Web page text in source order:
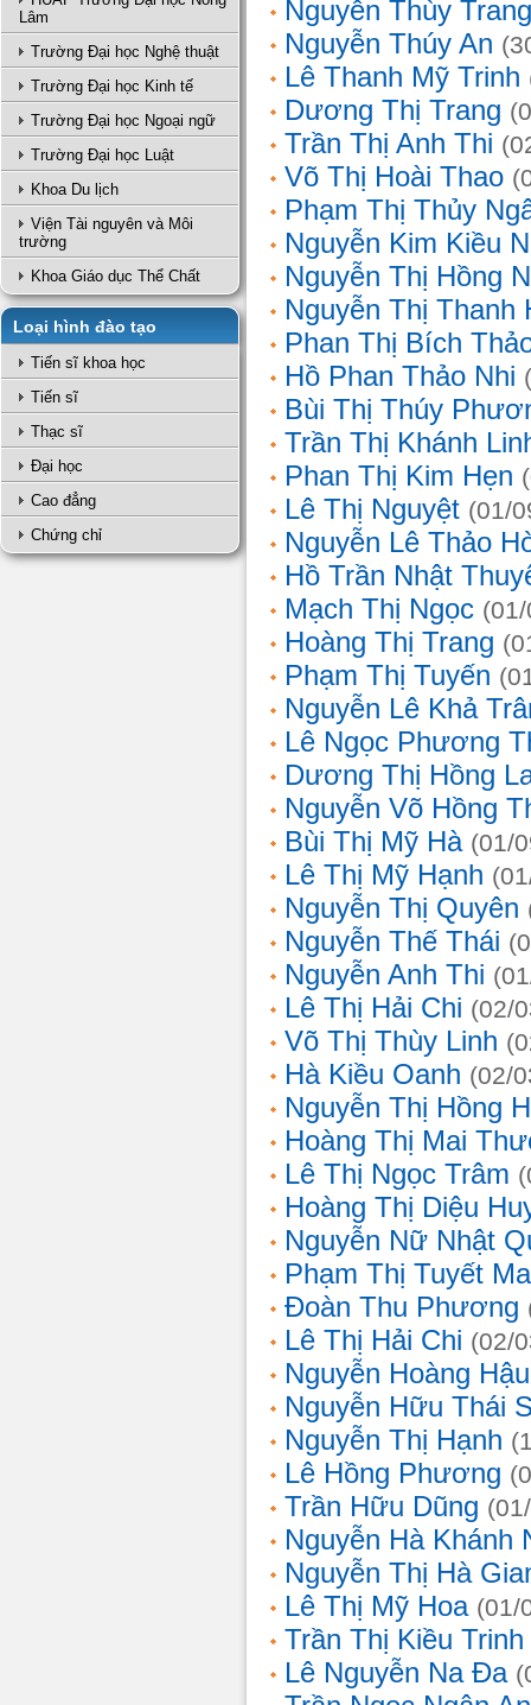
Lâm
Trường Đại học Nghệ thuật
Trường Đại học Kinh tế
Trường Đại học Ngoại ngữ
Trường Đại học Luật
Khoa Du lịch
Viện Tài nguyên và Môi
trường
Khoa Giáo dục Thể Chất
Loại hình đào tạo
Tiến sĩ khoa học
Tiến sĩ
Thạc sĩ
Đại học
Cao đẳng
Chứng chỉ
Nguyễn Thùy Trang
Nguyễn Thúy An
Lê Thanh Mỹ Trinh
Dương Thị Trang
Trần Thị Anh Thi
Võ Thị Hoài Thao
Phạm Thị Thủy
Nguyễn Kim Kiều
Nguyễn Thị Hồng
Nguyễn Thị Thanh
Phan Thị Bích
Hồ Phan Thảo Nhi
Bùi Thị Thúy
Trần Thị Khánh
Phan Thị Kim Hẹn
Lê Thị Nguyệt (01/
Nguyễn Lê Thảo
Hồ Trần Nhật
Mạch Thị Ngọc
Hoàng Thị Trang
Phạm Thị Tuyến
Nguyễn Lê Khả
Lê Ngọc Phương
Dương Thị Hồng
Nguyễn Võ Hồng
Bùi Thị Mỹ Hà (01/
Lê Thị Mỹ Hạnh
Nguyễn Thị Quyên
Nguyễn Thế Thái
Nguyễn Anh Thi
Lê Thị Hải Chi (02/
Võ Thị Thùy Linh
Hà Kiều Oanh (02/
Nguyễn Thị Hồng
Hoàng Thị Mai
Lê Thị Ngọc Trâm
Hoàng Thị Diệu
Nguyễn Nữ Nhật
Phạm Thị Tuyết
Đoàn Thu Phương
Lê Thị Hải Chi (02/
Nguyễn Hoàng Hậu
Nguyễn Hữu Thái
Nguyễn Thị Hạnh
Lê Hồng Phương
Trần Hữu Dũng
Nguyễn Hà Khánh
Nguyễn Thị Hà
Lê Thị Mỹ Hoa (01/
Trần Thị Kiều Trinh
Lê Nguyễn Na Đa